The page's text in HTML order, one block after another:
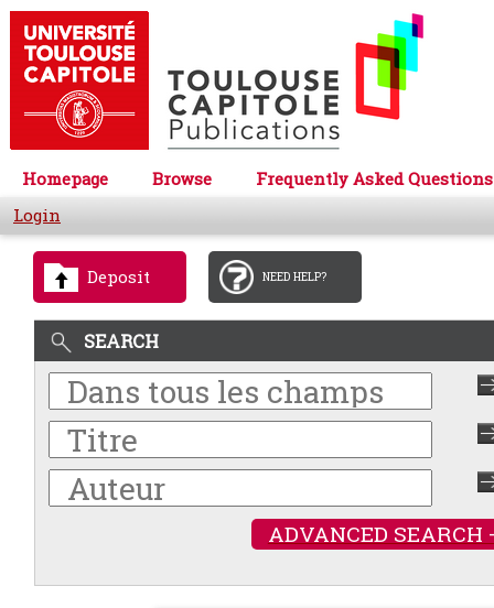
Homepage Browse
Frequently Asked Questions
Login
Deposit NEED HELP?
SEARCH
ADVANCED SEARCH